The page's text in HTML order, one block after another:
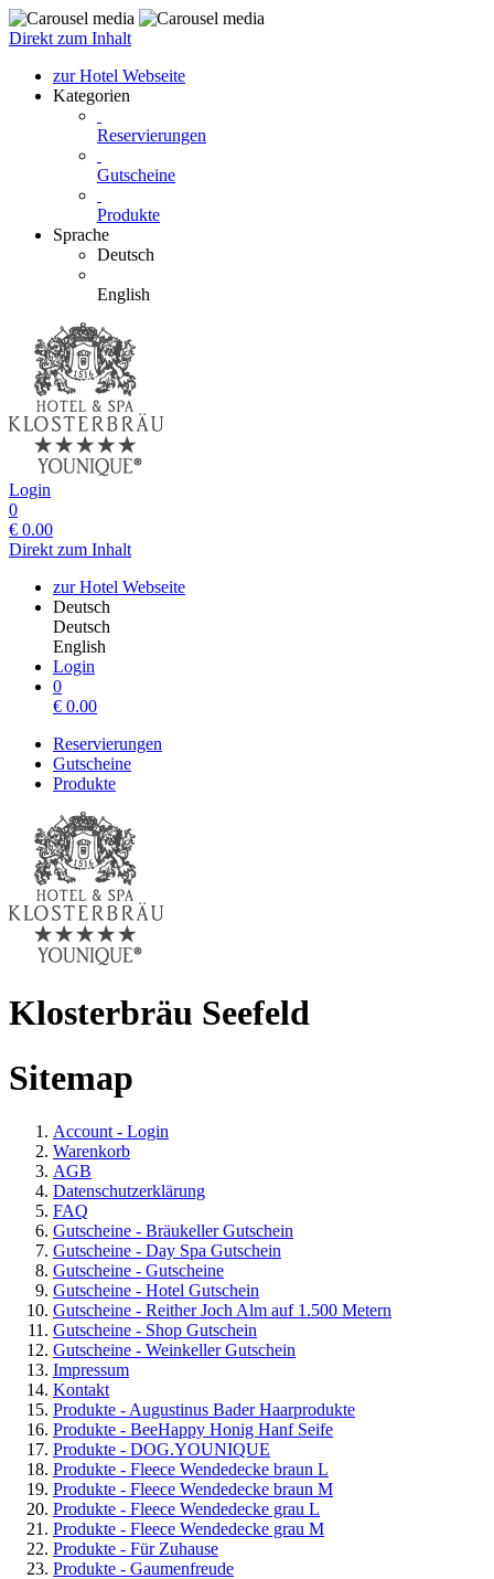
Direkt zum Inhalt
zur Hotel Webseite
Kategorien
Reservierungen
Gutscheine
Produkte
Sprache
Deutsch
English
Login
0
€ 0.00
Direkt zum Inhalt
zur Hotel Webseite
Deutsch
Deutsch
English
Login
0
€ 0.00
Reservierungen
Gutscheine
Produkte
Klosterbräu Seefeld
Sitemap
Account - Login
Warenkorb
AGB
Datenschutzerklärung
FAQ
Gutscheine - Bräukeller Gutschein
Gutscheine - Day Spa Gutschein
Gutscheine - Gutscheine
Gutscheine - Hotel Gutschein
Gutscheine - Reither Joch Alm auf 1.500 Metern
Gutscheine - Shop Gutschein
Gutscheine - Weinkeller Gutschein
Impressum
Kontakt
Produkte - Augustinus Bader Haarprodukte
Produkte - BeeHappy Honig Hanf Seife
Produkte - DOG.YOUNIQUE
Produkte - Fleece Wendedecke braun L
Produkte - Fleece Wendedecke braun M
Produkte - Fleece Wendedecke grau L
Produkte - Fleece Wendedecke grau M
Produkte - Für Zuhause
Produkte - Gaumenfreude